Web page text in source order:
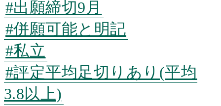
#出願締切9月
#併願可能と明記
#私立
#評定平均足切りあり(平均
3.8以上)